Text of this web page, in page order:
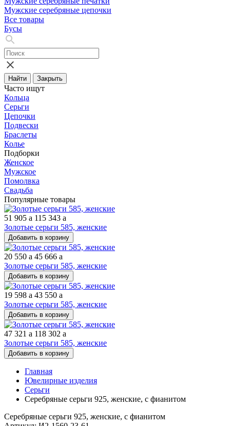
Мужские серебряные цепочки
Все товары
Бусы
Найти Закрыть
Часто ищут
Кольца
Серьги
Цепочки
Подвески
Браслеты
Колье
Подборки
Женское
Мужское
Помолвка
Свадьба
Популярные товары
51 905 a 115 343 a
Золотые серьги 585, женские
Добавить в корзину
20 550 a 45 666 a
Золотые серьги 585, женские
Добавить в корзину
19 598 a 43 550 a
Золотые серьги 585, женские
Добавить в корзину
47 321 a 118 302 a
Золотые серьги 585, женские
Добавить в корзину
Главная
Ювелирные изделия
Серьги
Серебряные серьги 925, женские, с фианитом
Серебряные серьги 925, женские, с фианитом